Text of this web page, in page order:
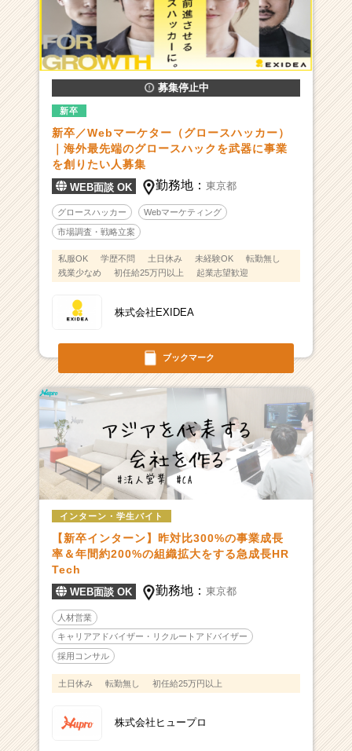
ブックマーク
募集停止中
新卒
新卒／Webマーケター（グロースハッカー）
｜海外最先端のグロースハックを武器に事業
を創りたい人募集
WEB面談 OK 勤務地：東京都
グロースハッカー Webマーケティング
市場調査・戦略立案
私服OK 学歴不問 土日休み 未経験OK
転勤無し
残業少なめ
初任給25万円以上 起業志望歓迎
株式会社EXIDEA
インターン・学生バイト
【新卒インターン】昨対比300%の事業成長
率＆年間約200%の組織拡大をする急成長HR
Tech
WEB面談 OK 勤務地：東京都
人材営業
キャリアアドバイザー・リクルートアドバイザー
採用コンサル
土日休み 転勤無し 初任給25万円以上
株式会社ヒュープロ